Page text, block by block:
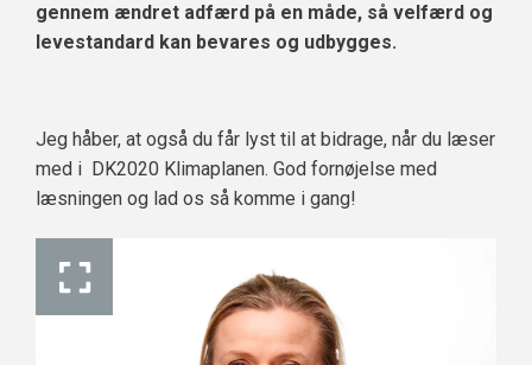
gennem ændret adfærd på en måde, så velfærd og
levestandard kan bevares og udbygges.
Jeg håber, at også du får lyst til at bidrage, når du læser
med i DK2020 Klimaplanen. God fornøjelse med
læsningen og lad os så komme i gang!